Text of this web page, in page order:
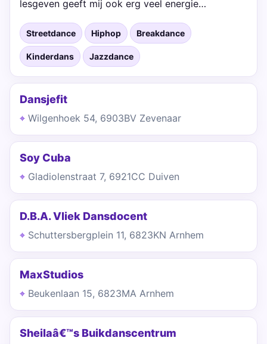
lesgeven geeft mij ook erg veel energie…
Streetdance Hiphop Breakdance
Kinderdans Jazzdance
Dansjefit
Wilgenhoek 54, 6903BV Zevenaar
Soy Cuba
Gladiolenstraat 7, 6921CC Duiven
D.B.A. Vliek Dansdocent
Schuttersbergplein 11, 6823KN Arnhem
MaxStudios
Beukenlaan 15, 6823MA Arnhem
Sheilaâ€™s Buikdanscentrum